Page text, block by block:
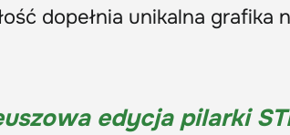
dopełnia unikalna
edycja pilarki